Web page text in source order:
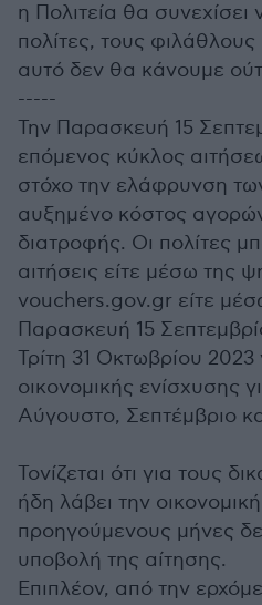
η Πολιτεία θα συνεχίσει
πολίτες, τους φιλάθλους
αυτό δεν θα κάνουμε
-----
Την Παρασκευή 15
επόμενος κύκλος
στόχο την ελάφρυνση
αυξημένο κόστος
διατροφής. Οι πολίτες
αιτήσεις είτε μέσω της
vouchers.gov.gr είτε
Παρασκευή 15
Τρίτη 31 Οκτωβρίου
οικονομικής ενίσχυσης
Αύγουστο, Σεπτέμβριο
Τονίζεται ότι για τους
ήδη λάβει την
προηγούμενους μήνες
υποβολή της αίτησης.
Επιπλέον, από την